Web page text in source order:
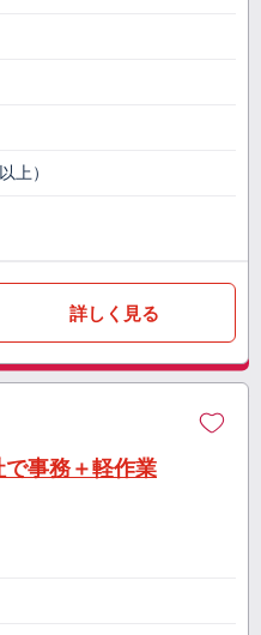
上）
詳しく見る
事務＋軽作業